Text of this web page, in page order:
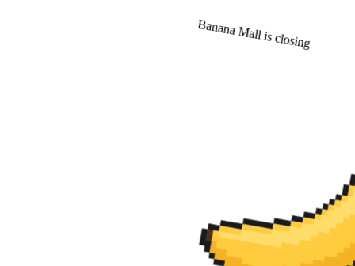
Banana Mall is closing